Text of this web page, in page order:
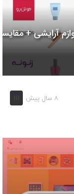
لوازم آرایشی +
8 سال پیش 111